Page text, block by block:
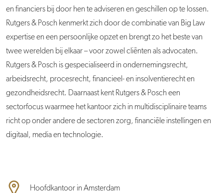
en financiers bij door hen te adviseren en geschillen op te lossen.
Rutgers & Posch kenmerkt zich door de combinatie van Big Law
expertise en een persoonlijke opzet en brengt zo het beste van
twee werelden bij elkaar – voor zowel cliënten als advocaten.
Rutgers & Posch is gespecialiseerd in ondernemingsrecht,
arbeidsrecht, procesrecht, financieel- en insolventierecht en
gezondheidsrecht. Daarnaast kent Rutgers & Posch een
sectorfocus waarmee het kantoor zich in multidisciplinaire teams
richt op onder andere de sectoren zorg, financiële instellingen en
digitaal, media en technologie.
Hoofdkantoor in Amsterdam